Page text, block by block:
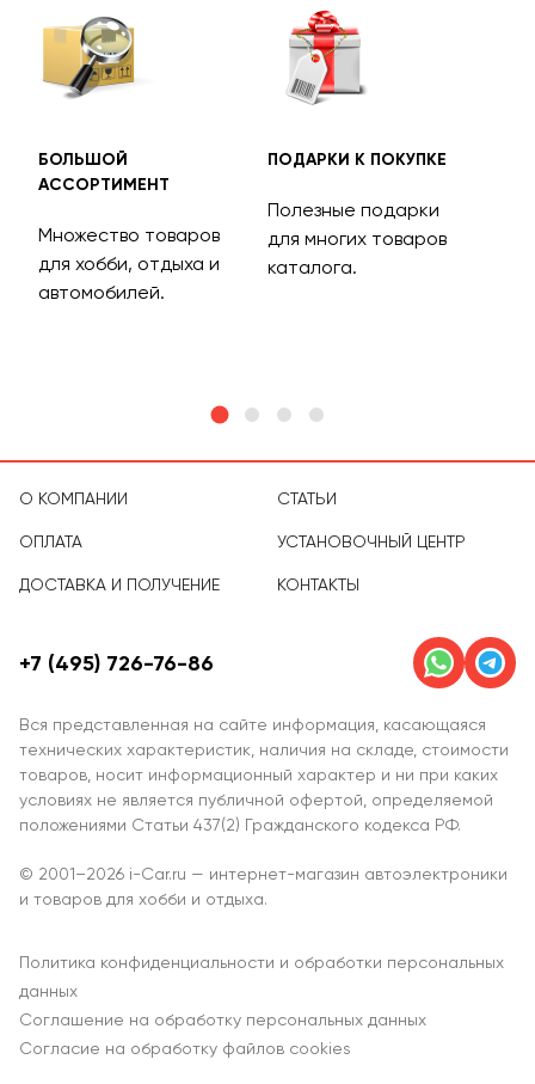
БОЛЬШОЙ
АССОРТИМЕНТ
Множество товаров
для хобби, отдыха и
автомобилей.
ПОДАРКИ К ПОКУПКЕ
Полезные подарки
для многих товаров
каталога.
О КОМПАНИИ
ОПЛАТА
ДОСТАВКА И ПОЛУЧЕНИЕ
СТАТЬИ
УСТАНОВОЧНЫЙ ЦЕНТР
КОНТАКТЫ
Вся представленная на сайте информация, касающаяся
технических характеристик, наличия на складе, стоимости
товаров, носит информационный характер и ни при каких
условиях не является публичной офертой, определяемой
положениями Статьи 437(2) Гражданского кодекса РФ.
+7 (495) 726-76-86
© 2001–2026 i-Car.ru — интернет-магазин автоэлектроники
и товаров для хобби и отдыха.
Политика конфиденциальности и обработки персональных
данных
Соглашение на обработку персональных данных
Согласие на обработку файлов cookies